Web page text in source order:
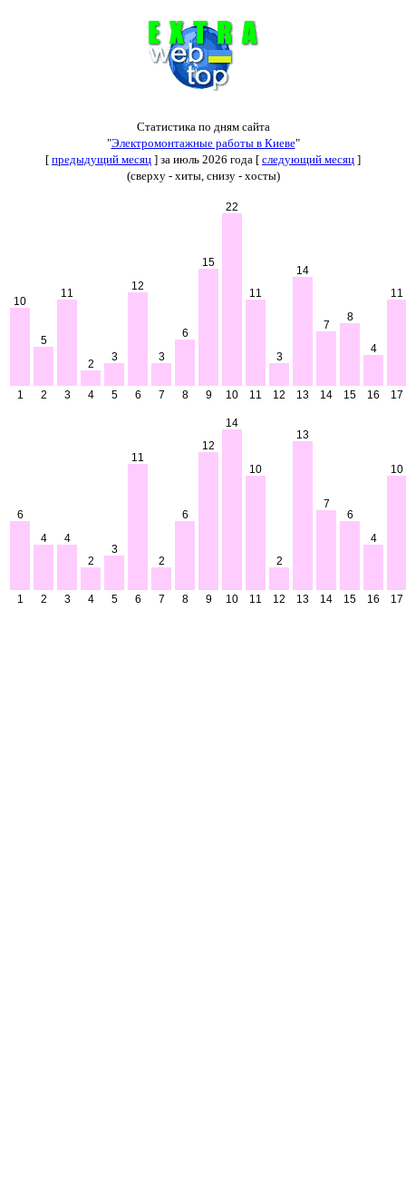
Статистика по дням сайта
"Электромонтажные работы в Киеве"
[ предыдущий месяц ] за июль 2026 года [ следующий месяц ]
(сверху - хиты, снизу - хосты)
10
1
5
2
11
3
2
4
3
5
12
6
3
7
6
8
15
9
22
10
11
11
3
12
14
13
7
14
8
15
4
16
11
17
6
1
4
2
4
3
2
4
3
5
11
6
2
7
6
8
12
9
14
10
10
11
2
12
13
13
7
14
6
15
4
16
10
17